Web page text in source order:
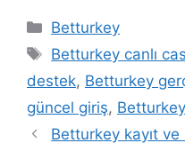
Kategoriler
Betturkey
Etiketler
Betturkey canlı
destek, Betturkey
güncel giriş,
Betturkey kayıt